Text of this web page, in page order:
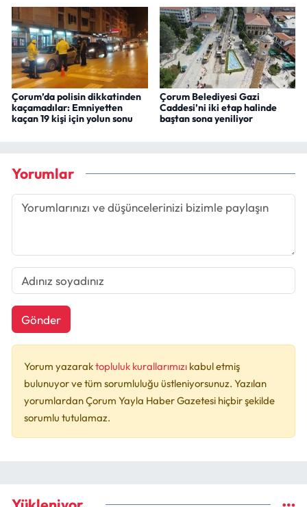
Çorum’da polisin dikkatinden
kaçamadılar: Emniyetten
kaçan 19 kişi için yolun sonu
Çorum Belediyesi Gazi
Caddesi’ni iki etap halinde
baştan sona yeniliyor
Yorumlar
Gönder
Yorum yazaraktopluluk kurallarımızı kabul etmiş
bulunuyor ve tüm sorumluluğu üstleniyorsunuz. Yazılan
yorumlardan Çorum Yayla Haber Gazetesi hiçbir şekilde
sorumlu tutulamaz.